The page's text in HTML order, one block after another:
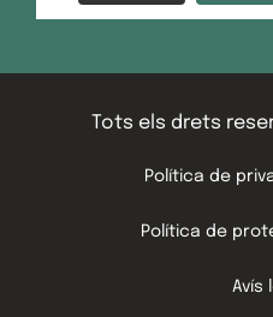
Tots els drets
Política de
Política de
Avís